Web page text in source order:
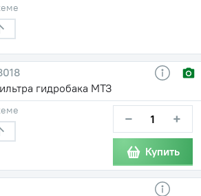
гидробака МТЗ
− +
Купить